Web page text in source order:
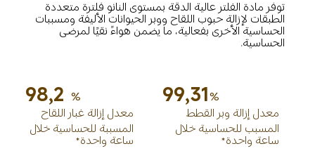
توفر مادة الفلتر عالية الدقة بمستوى النانو فلترة متعددة
الطبقات لإزالة حبوب اللقاح ووبر الحيوانات الأليفة ومسببات
الحساسية الأخرى بفعالية، ما يضمن هواءً نقيًا لمرضى
الحساسية.
98,2 %
معدل إزالة غبار اللقاح
المسببة للحساسية خلال
ساعة واحدة*
99,31%
معدل إزالة وبر القطط
المسبب للحساسية خلال
ساعة واحدة*